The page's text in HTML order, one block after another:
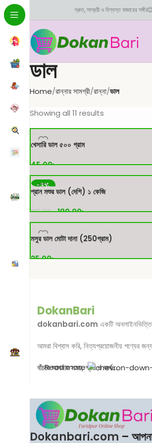
দ্রুত, সাশ্রয়ী ও বিশ্বস্ত বাজারের
ডাল
Home রান্নার সামগ্রী রান্না ডাল
Showing all 11 results
খেসারি ডাল ৫০০ গ্রাম
45.00৳
ক্রয় করুন
-3%
প্রান মশুর ডাল (দেশি) ১ কেজি
185.00৳ 180.00৳
ক্রয় করুন
মসুর ডাল মোটা দানা (250গ্রাম)
25.00৳
DokanBari
dokanbari.com একটি
আমরা বিশ্বাস করি, নিত্যপ্রয়োজনীয় পণ্যের
বাঁচবে আপনার সময়, শ্রম ও অর্থ…
Read more
Dokanbari.com –